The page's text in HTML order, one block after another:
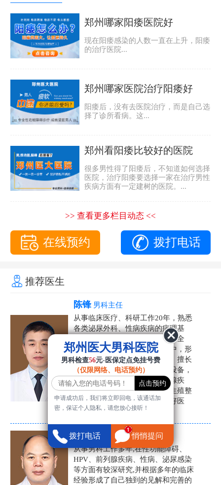
郑州哪家阳痿医院好
现在阳痿感染的人数一直在上升，阳痿
的治疗医院...
郑州哪家医院治疗阳痿好
阳痿后，没有去医院治疗，而是自己选
择了诊所看病。这...
郑州看阳痿比较好的医院
很多男性得了阳痿后，不知道如何选择
医院，治疗阳痿要选择一家在治疗男性
疾病方面有一定建树的医院。...
>> 查看更多栏目动态 <<
在线预约 拨打电话
推荐医生
陈锋 男科主任
从事临床医疗、科研工作20年，熟悉
各类泌尿外科、性病疾病的病理基
础，诊断治疗和临床操作，技术全
面。在男科疾病的诊断和诊疗中，形
成了一套独具特色的诊疗方案。擅长
运用国内外先进的医学技术和设备，
科学诊疗各类阳痿早泄、前列腺疾
病、射精障碍、性病、HPV、生殖整
形等疾病，是患者非常信赖的好医
生。
张营富
男科主任
从事男科工作多年,在性功能障碍、
HPV、前列腺疾病、性病、泌尿感染
等方面有较深研究,并根据多年的临床
经验形成了自己独到的见解和完善的
郑州医大男科医院
男科检查56元-医保定点免挂号费
（仅限网络、电话预约）
申请成功后，我们将立即回电，该通话加
密，保证个人隐私，请您放心接听！
拨打电话 悄悄提问